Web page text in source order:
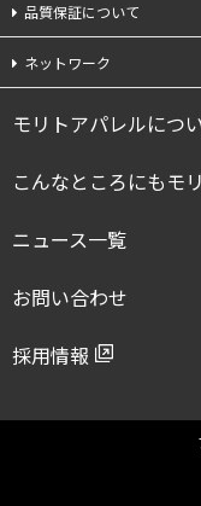
品質保証について
ネットワーク
モリトアパレルにつ
こんなところにもモ
ニュース一覧
お問い合わせ
採用情報